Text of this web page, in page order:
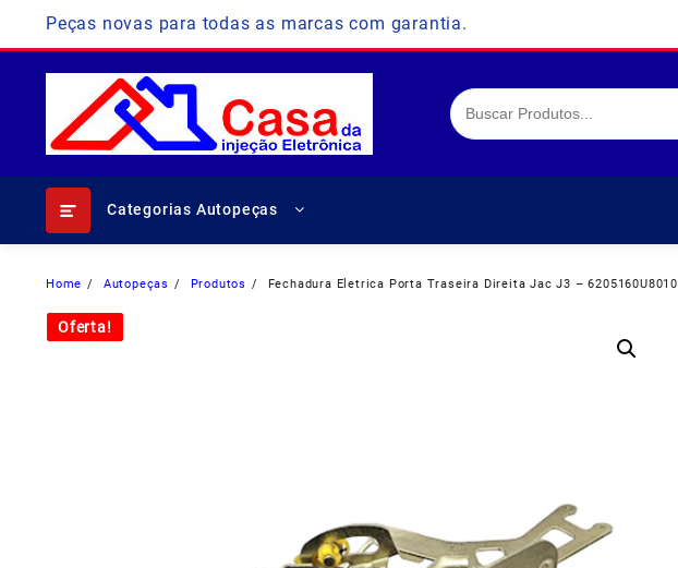
content
Peças novas para todas as marcas com garantia.
Categorias Autopeças
Home Autopeças Produtos Fechadura Eletrica Porta Traseira Direita Jac J3 – 6205160U8010
Oferta!
Oferta!